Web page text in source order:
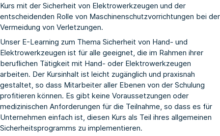
Kurs mit der Sicherheit von Elektrowerkzeugen und der
entscheidenden Rolle von Maschinenschutzvorrichtungen bei der
Vermeidung von Verletzungen.
Unser E-Learning zum Thema Sicherheit von Hand- und
Elektrowerkzeugen ist für alle geeignet, die im Rahmen ihrer
beruflichen Tätigkeit mit Hand- oder Elektrowerkzeugen
arbeiten. Der Kursinhalt ist leicht zugänglich und praxisnah
gestaltet, so dass Mitarbeiter aller Ebenen von der Schulung
profitieren können. Es gibt keine Voraussetzungen oder
medizinischen Anforderungen für die Teilnahme, so dass es für
Unternehmen einfach ist, diesen Kurs als Teil ihres allgemeinen
Sicherheitsprogramms zu implementieren.